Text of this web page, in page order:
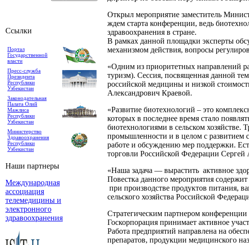
Ссылки
Портал
Государственной
власти
Пресс-служба
Президента
Республики
Узбекистан
Законодательная
Палата Олий
Мажлиса
Республики
Узбекистан
Министерство
Здравоохранения
Республики
Узбекистан
Наши партнеры
Международная
ассоциация
телемедицины и
электронного
здравоохранения
Открыл мероприятие заместитель
ждем старта конференции, ведь
здравоохранения в стране.
В рамках данной площадки эксперты
механизмом действия, вопросы
«Одним из приоритетных направлений
туризм). Сессия, посвященная данной
российской медицины и низкой
Александрович Краевой.
«Развитие биотехнологий – это
которых в последнее время стало
биотехнологиями в сельском хозяйстве.
промышленности и в целом с развитием
работе и обсуждению мер поддержки.
торговли Российской Федерации
«Наша задача — вырастить активное
Повестка данного мероприятия
при производстве продуктов питания,
сельского хозяйства Российской
Стратегическим партнером
Госкорпорация принимает активное
Работа предприятий направлена на
препаратов, продукции медицинского